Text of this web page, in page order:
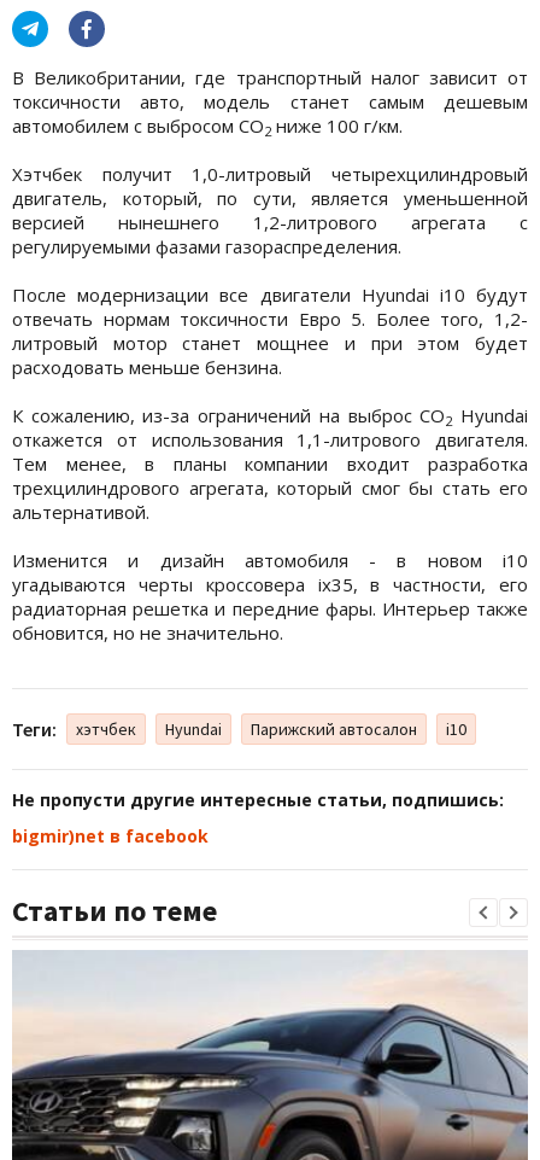
В Великобритании, где транспортный налог зависит от
токсичности авто, модель станет самым дешевым
автомобилем с выбросом СО2 ниже 100 г/км.
Хэтчбек получит 1,0-литровый четырехцилиндровый
двигатель, который, по сути, является уменьшенной
версией нынешнего 1,2-литрового агрегата с
регулируемыми фазами газораспределения.
После модернизации все двигатели Hyundai i10 будут
отвечать нормам токсичности Евро 5. Более того, 1,2-
литровый мотор станет мощнее и при этом будет
расходовать меньше бензина.
К сожалению, из-за ограничений на выброс CO2 Hyundai
откажется от использования 1,1-литрового двигателя.
Тем менее, в планы компании входит разработка
трехцилиндрового агрегата, который смог бы стать его
альтернативой.
Изменится и дизайн автомобиля - в новом i10
угадываются черты кроссовера ix35, в частности, его
радиаторная решетка и передние фары. Интерьер также
обновится, но не значительно.
Теги: хэтчбек Hyundai Парижский автосалон i10
Не пропусти другие интересные статьи, подпишись:
bigmir)net в facebook
Статьи по теме